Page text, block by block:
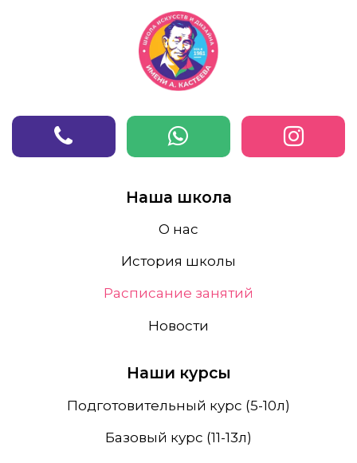
Наша школа
О нас
История школы
Расписание занятий
Новости
Наши курсы
Подготовительный курс (5-10л)
Базовый курс (11-13л)